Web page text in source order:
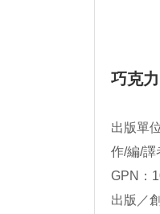
巧克
出版單
作/編/譯
GPN：
出版／